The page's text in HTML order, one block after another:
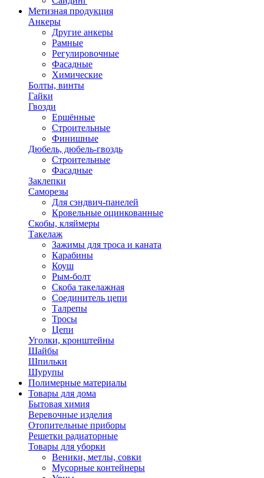
Метизная продукция
Анкеры
Другие анкеры
Рамные
Регулировочные
Фасадные
Химические
Болты, винты
Гайки
Гвозди
Ершённые
Строительные
Финишные
Дюбель, дюбель-гвоздь
Строительные
Фасадные
Заклепки
Саморезы
Для сэндвич-панелей
Кровельные оцинкованные
Скобы, кляймеры
Такелаж
Зажимы для троса и каната
Карабины
Коуш
Рым-болт
Скоба такелажная
Соединитель цепи
Талрепы
Тросы
Цепи
Уголки, кронштейны
Шайбы
Шпильки
Шурупы
Полимерные материалы
Товары для дома
Бытовая химия
Веревочные изделия
Отопительные приборы
Решетки радиаторные
Товары для уборки
Веники, метлы, совки
Мусорные контейнеры